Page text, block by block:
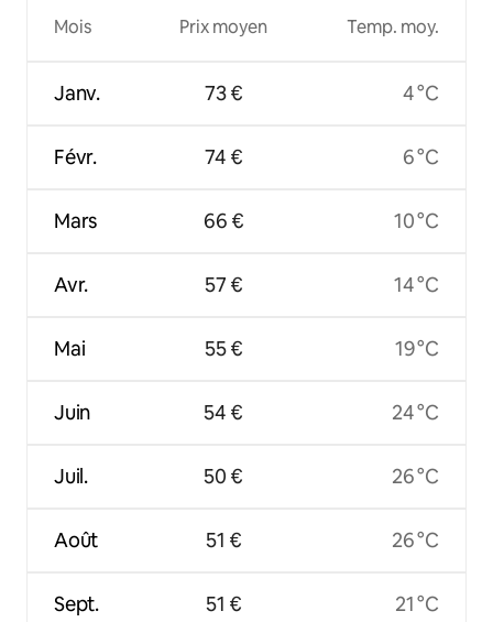
Mois
Janv.
Févr.
Mars
Avr.
Mai
Juin
Juil.
Août
Sept.
Prix moyen
73 €
74 €
66 €
57 €
55 €
54 €
50 €
51 €
51 €
Temp. moy.
4 °C
6 °C
10 °C
14 °C
19 °C
24 °C
26 °C
26 °C
21 °C